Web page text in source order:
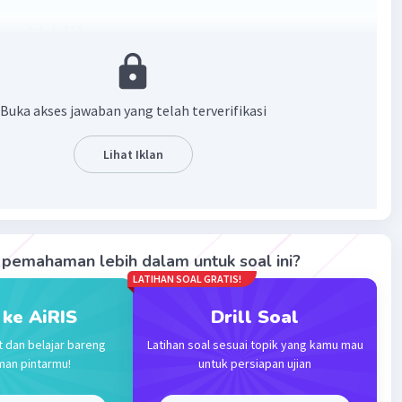
34
terverifikasi
Buka akses jawaban yang telah terverifikasi
Lihat Iklan
lebih dalam untuk soal ini?
AiRIS
dan belajar bareng
pintarmu!
LATIHAN SOAL GRATIS!
Drill Soal
Latihan soal sesuai topik yang kamu mau
untuk persiapan ujian